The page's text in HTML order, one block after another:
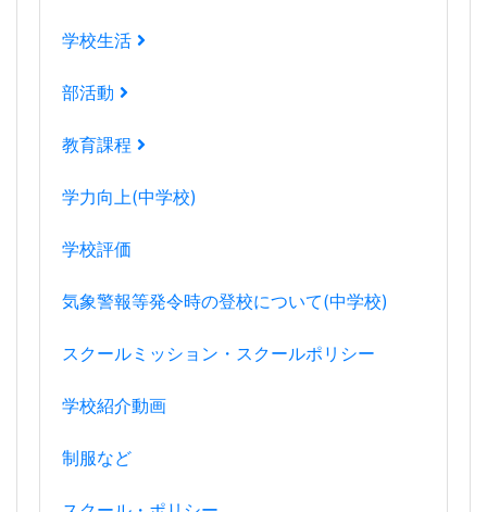
学校生活
部活動
教育課程
学力向上(中学校)
学校評価
気象警報等発令時の登校について(中学校)
スクールミッション・スクールポリシー
学校紹介動画
制服など